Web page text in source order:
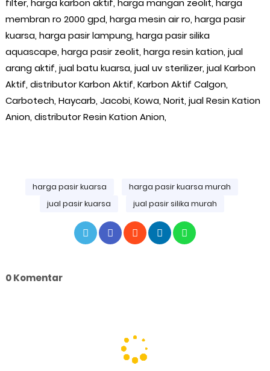
filter, harga karbon aktif, harga mangan zeolit, harga
membran ro 2000 gpd, harga mesin air ro, harga pasir
kuarsa, harga pasir lampung, harga pasir silika
aquascape, harga pasir zeolit, harga resin kation, jual
arang aktif, jual batu kuarsa, jual uv sterilizer, jual Karbon
Aktif, distributor Karbon Aktif, Karbon Aktif Calgon,
Carbotech, Haycarb, Jacobi, Kowa, Norit, jual Resin Kation
Anion, distributor Resin Kation Anion,
harga pasir kuarsa
harga pasir kuarsa murah
jual pasir kuarsa
jual pasir silika murah
0 Komentar